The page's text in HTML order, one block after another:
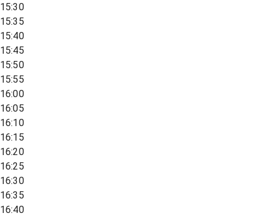
15:30
15:35
15:40
15:45
15:50
15:55
16:00
16:05
16:10
16:15
16:20
16:25
16:30
16:35
16:40